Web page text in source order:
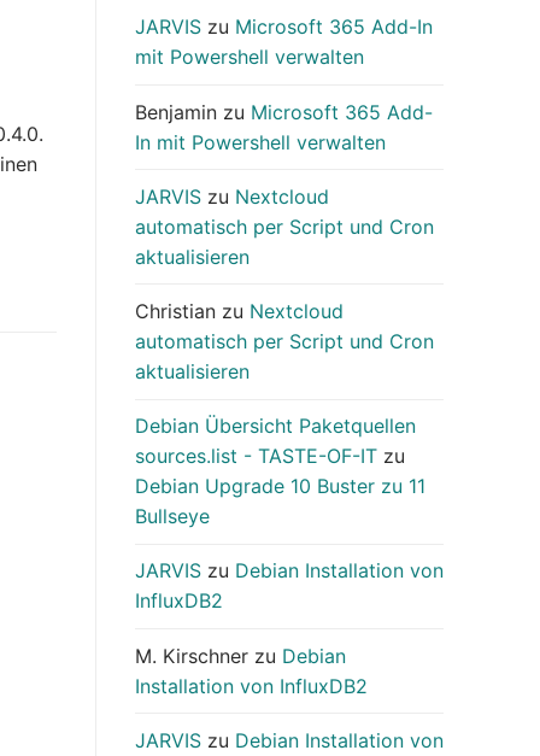
JARVIS zu Microsoft 365 Add-In
mit Powershell verwalten
Benjamin zu Microsoft 365 Add-
In mit Powershell verwalten
JARVIS zu Nextcloud
automatisch per Script und Cron
aktualisieren
Christian zu Nextcloud
automatisch per Script und Cron
aktualisieren
Debian Übersicht Paketquellen
sources.list - TASTE-OF-IT zu
Debian Upgrade 10 Buster zu 11
Bullseye
JARVIS zu Debian Installation von
InfluxDB2
M. Kirschner zu Debian
Installation von InfluxDB2
JARVIS zu Debian Installation von